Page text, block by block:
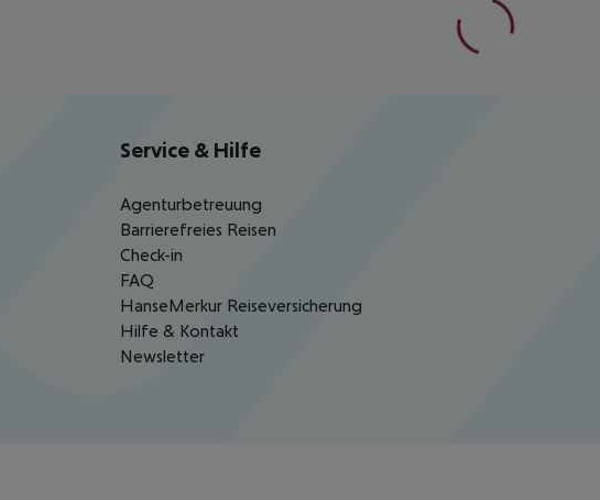
Service & Hilfe
Agenturbetreuung
Barrierefreies Reisen
Check-in
FAQ
HanseMerkur Reiseversicherung
Hilfe & Kontakt
Newsletter